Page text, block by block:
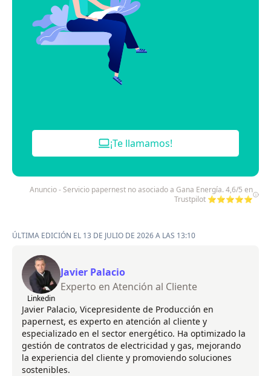
¡Te llamamos!
Anuncio - Servicio papernest no asociado a Gana Energía. 4,6/5 en
Trustpilot ⭐⭐⭐⭐⭐
ÚLTIMA EDICIÓN EL 13 DE JULIO DE 2026 A LAS 13:10
Linkedin
Javier Palacio
Experto en Atención al Cliente
Javier Palacio, Vicepresidente de Producción en
papernest, es experto en atención al cliente y
especializado en el sector energético. Ha optimizado la
gestión de contratos de electricidad y gas, mejorando
la experiencia del cliente y promoviendo soluciones
sostenibles.